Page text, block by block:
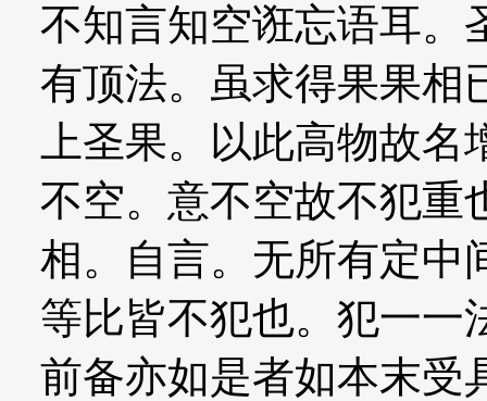
不知言知空诳忘语耳。
有顶法。虽求得果果相
上圣果。以此高物故
不空。意不空故不犯重
相。自言。无所有定中
等比皆不犯也。犯一一
前备亦如是者如本末受